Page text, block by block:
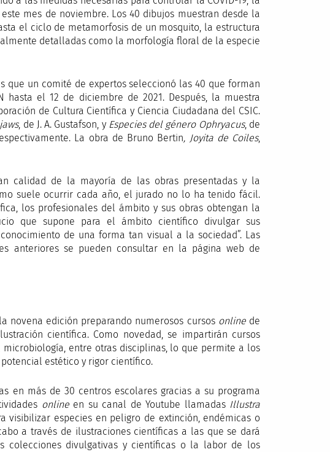
mes de noviembre. Los 40 dibujos muestran desde la
el ciclo de metamorfosis de un mosquito, la estructura
detalladas como la morfología floral de la especie
que un comité de expertos seleccionó las 40 que forman
el 12 de diciembre de 2021. Después, la muestra
de Cultura Científica y Ciencia Ciudadana del CSIC.
, de J. A. Gustafson, y Especies del género Ophryacus, de
La obra de Bruno Bertin, Joyita de Coiles,
calidad de la mayoría de las obras presentadas y la
suele ocurrir cada año, el jurado no lo ha tenido fácil.
los profesionales del ámbito y sus obras obtengan la
que supone para el ámbito científico divulgar sus
de una forma tan visual a la sociedad”. Las
anteriores se pueden consultar en la página web de
novena edición preparando numerosos cursos onlinede
científica. Como novedad, se impartirán cursos
entre otras disciplinas, lo que permite a los
estético y rigor científico.
en más de 30 centros escolares gracias a su programa
onlineen su canal de Youtube llamadas Illustra
visibilizar especies en peligro de extinción, endémicas o
a través de ilustraciones científicas a las que se dará
colecciones divulgativas y científicas o la labor de los